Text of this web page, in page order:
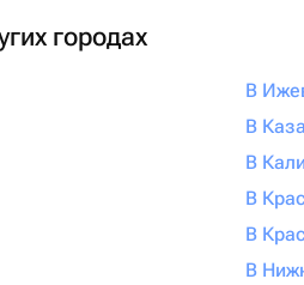
городах
В
В
В
В
В
В